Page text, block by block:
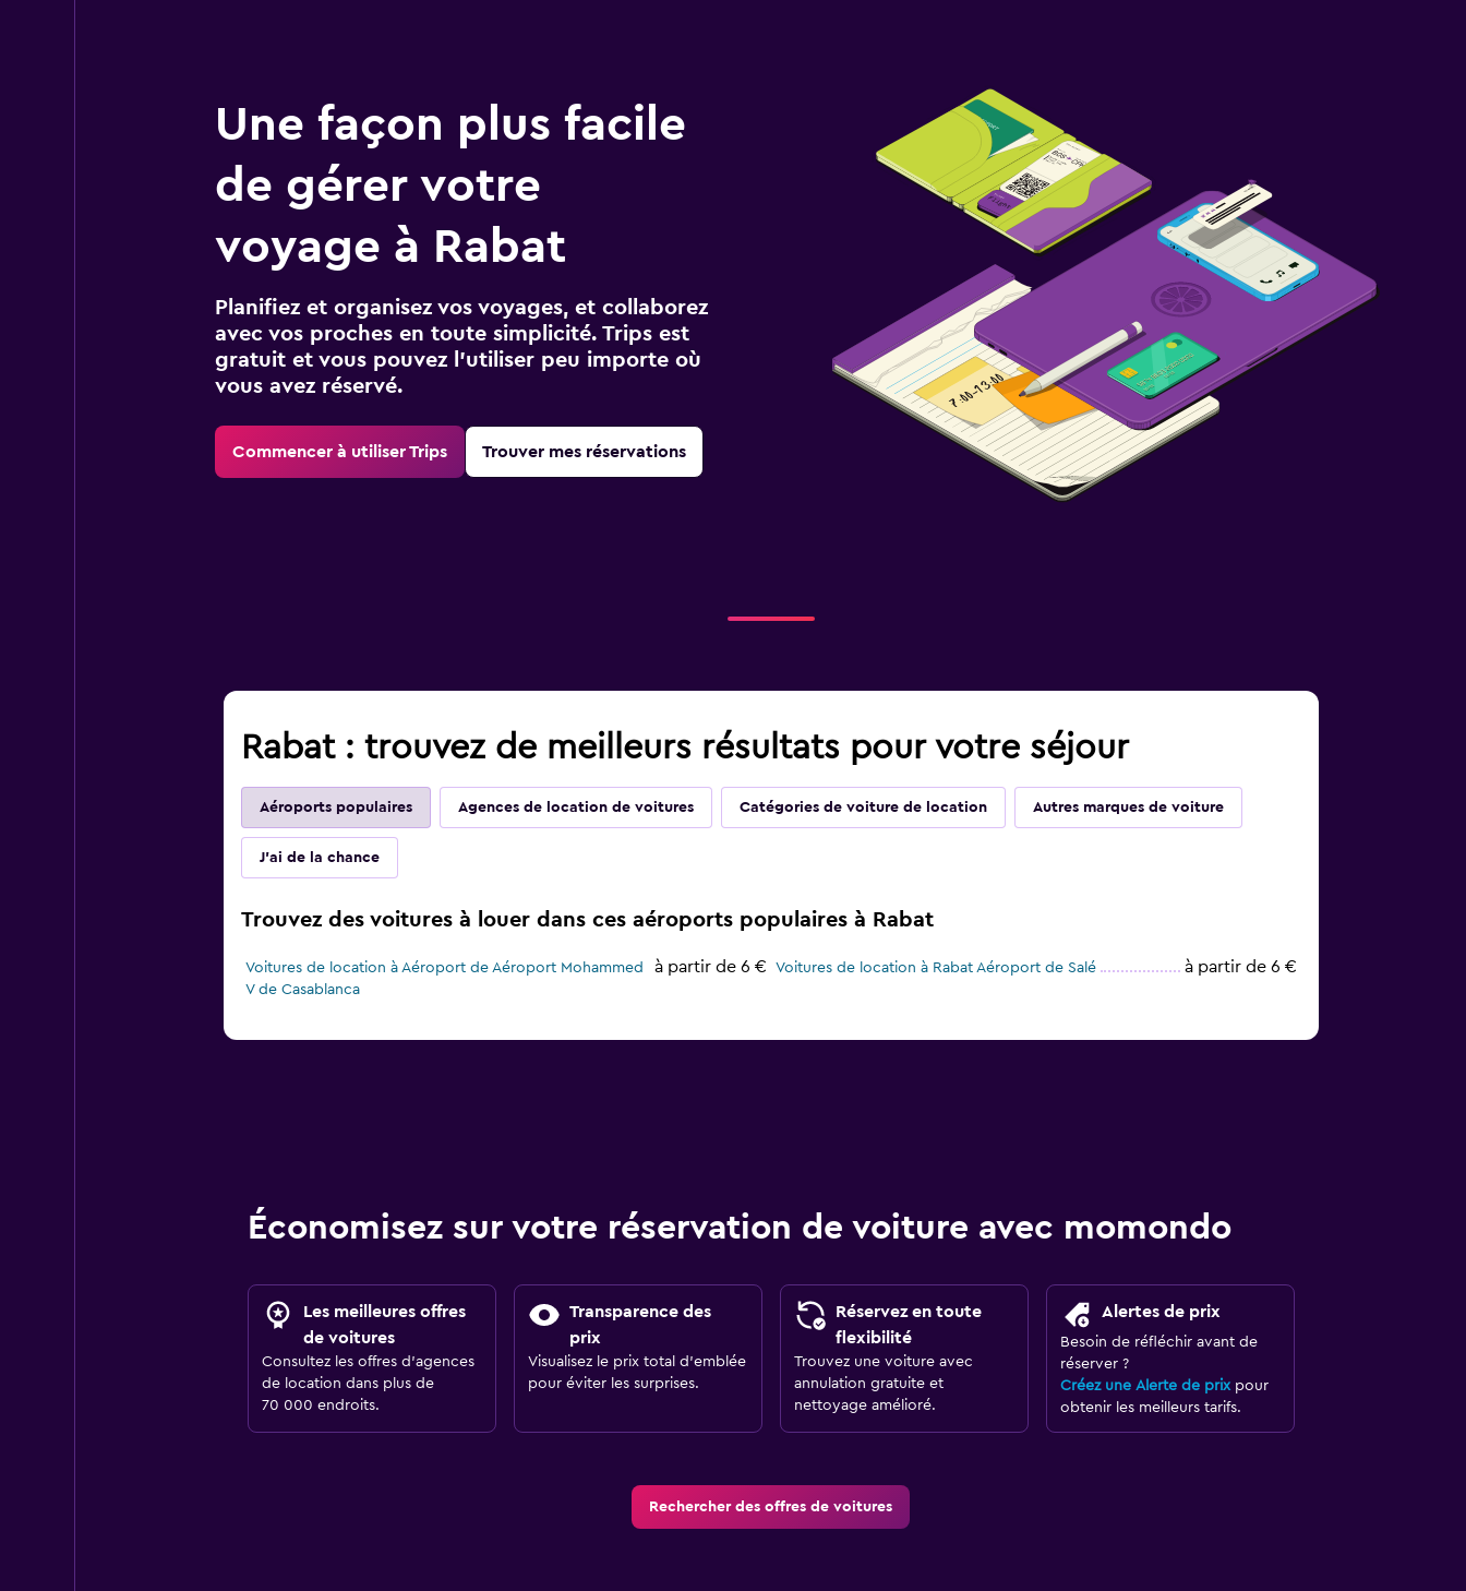
Une façon plus facile
de gérer votre
voyage à Rabat
Planifiez et organisez vos voyages, et collaborez
avec vos proches en toute simplicité. Trips est
gratuit et vous pouvez l’utiliser peu importe où
vous avez réservé.
Commencer à utiliser Trips Trouver mes réservations
Rabat : trouvez de meilleurs résultats pour votre séjour
Aéroports populaires Agences de location de voitures Catégories de voiture de location Autres marques de voiture
J'ai de la chance
Trouvez des voitures à louer dans ces aéroports populaires à Rabat
Voitures de location à Aéroport de Aéroport Mohammed
V de Casablanca
à partir de 6 € Voitures de location à Rabat Aéroport de Salé à partir de 6 €
Économisez sur votre réservation de voiture avec momondo
Les meilleures offres
de voitures
Consultez les offres d’agences
de location dans plus de
70 000 endroits.
Transparence des
prix
Visualisez le prix total d’emblée
pour éviter les surprises.
Réservez en toute
flexibilité
Trouvez une voiture avec
annulation gratuite et
nettoyage amélioré.
Alertes de prix
Besoin de réfléchir avant de
réserver ?
Créez une Alerte de prixpour
obtenir les meilleurs tarifs.
Rechercher des offres de voitures